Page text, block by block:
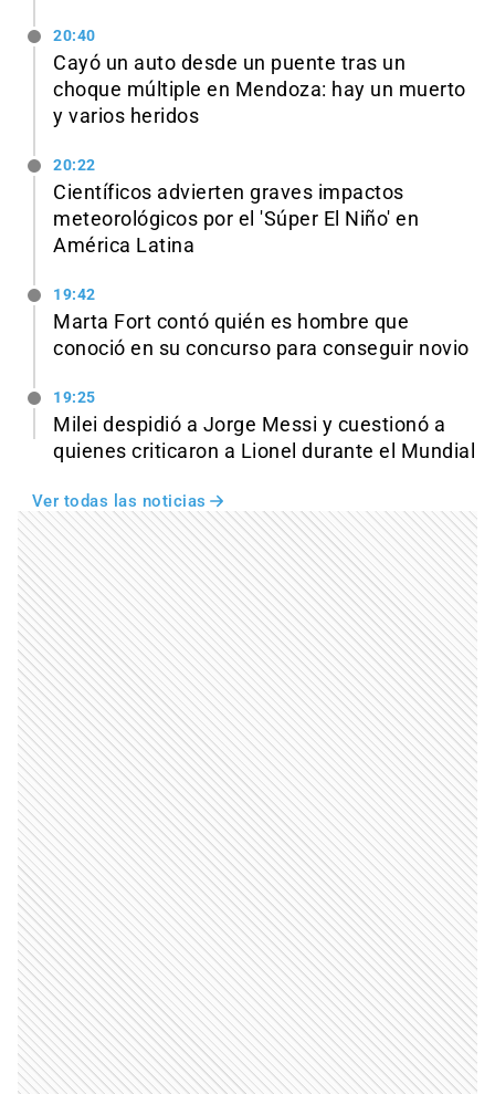
20:40
Cayó un auto desde un puente tras un
choque múltiple en Mendoza: hay un muerto
y varios heridos
20:22
Científicos advierten graves impactos
meteorológicos por el 'Súper El Niño' en
América Latina
19:42
Marta Fort contó quién es hombre que
conoció en su concurso para conseguir novio
19:25
Milei despidió a Jorge Messi y cuestionó a
quienes criticaron a Lionel durante el Mundial
Ver todas las noticias